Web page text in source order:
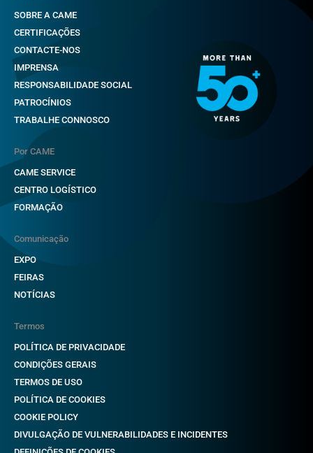
SOBRE A CAME
CERTIFICAÇÕES
CONTACTE-NOS
IMPRENSA
RESPONSABILIDADE SOCIAL
PATROCÍNIOS
TRABALHE CONNOSCO
Por CAME
CAME SERVICE
CENTRO LOGÍSTICO
FORMAÇÃO
Comunicação
EXPO
FEIRAS
NOTÍCIAS
Termos
POLÍTICA DE PRIVACIDADE
CONDIÇÕES GERAIS
TERMOS DE USO
POLÍTICA DE COOKIES
COOKIE POLICY
DIVULGAÇÃO DE VULNERABILIDADES E INCIDENTES